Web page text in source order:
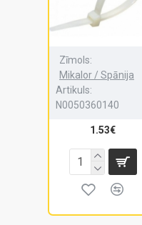
Zīmols:
Mikalor / Spānija
Artikuls:
N0050360140
1.53€